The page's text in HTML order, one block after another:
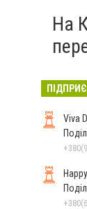
На
Viva